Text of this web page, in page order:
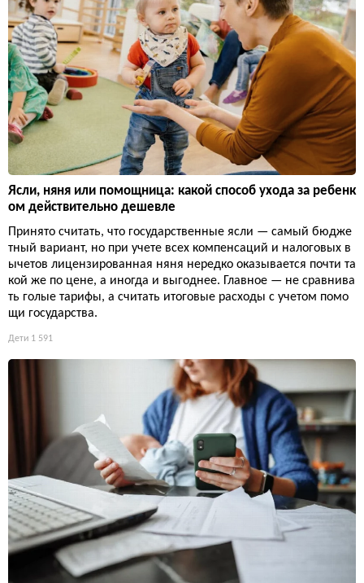
Ясли, няня или помощница: какой способ ухода за ребенк
ом действительно дешевле
Принято считать, что государственные ясли — самый бюдже
тный вариант, но при учете всех компенсаций и налоговых в
ычетов лицензированная няня нередко оказывается почти та
кой же по цене, а иногда и выгоднее. Главное — не сравнива
ть голые тарифы, а считать итоговые расходы с учетом помо
щи государства.
Дети 1 591